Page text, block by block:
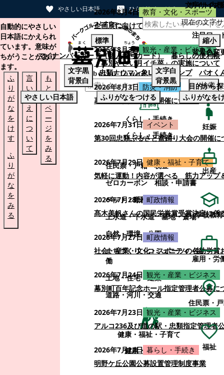
やさしい日本語 ひらがなをつける
本文へスキップする
自動的にやさしい
日本語にかえられ
ています。意味が
ちがうことがあり
ます。
ふ
り
が
な
を
け
す
ふ
り
が
な
を
み
る
言
い
替
え
に
つ
い
て
も
と
の
ペ
ー
ジ
を
み
る
検索
くらし・手続き
くらし・手続き
住民票・戸籍
税金
ゼロカーボン
相談・申請書
ペット・動植物
ごみ
上水道・下水道
墓地・斎場
自然・環境・公園
まちづくり・コミュニティ・協
働
土地・住宅・建築
道路・河川・交通
健康・福祉・子育て
健康・福祉・子育て
2026年8月4日 教育・文化・スポーツ
企画展に向けて：安東ウメ子さんとの思
2026年8月3日 観光・産業・ビジネス
「幕別やさい月イチ菜」の実施について
2026年8月3日 防災・消防
幕別町防災フェアの開催について
2026年7月31日 イベント
第30回忠類ふるさと盆踊り大会の開催に
2026年7月29日 健康・福祉・子育て
気軽に運動！内容が選べる 筋力アップ
2026年7月28日 町政情報
髙木美帆さんの国民栄誉賞受賞決定に係
2026年7月27日 町政情報
社会・産業・文化・スポーツの各功労
2026年7月24日 観光・産業・ビジネス
幕別町百年記念ホール指定管理者公募に
2026年7月23日 観光・産業・ビジネス
アルコ236及び道の駅・忠類指定管理者
2026年7月22日 暮らし・手続き
明野ケ丘公園公募設置管理制度事業
サイト内
注目ワー
マイナンバーカード（個人番号カード）
暮らしの便利帳
忠類ナウマン象LINEスタンプ
パオく
目的から
妊娠
出産
学校教育
雇用・労
住民票・
福祉
文字サイズ
現在の文字
標準
縮小
背景色変
文字黒
背景白
文字白
背景黒
やさしい日本語
ふりがなをつける ふりがなを